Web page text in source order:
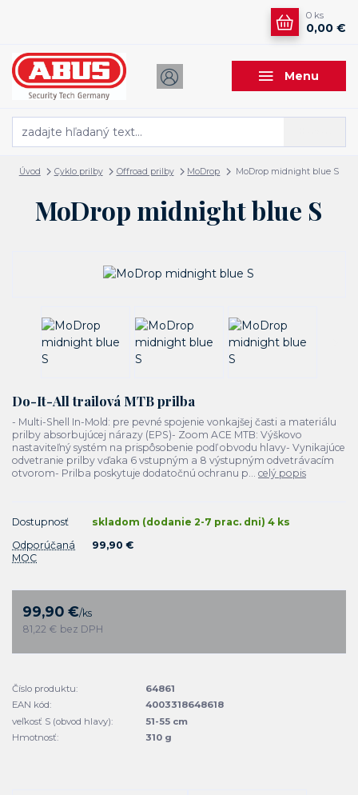
Menu
0 ks
0,00 €
Úvod Cyklo prilby Offroad prilby MoDrop MoDrop midnight blue S
MoDrop midnight blue S
Do-It-All trailová MTB prilba
- Multi-Shell In-Mold: pre pevné spojenie vonkajšej časti a materiálu
prilby absorbujúcej nárazy (EPS)- Zoom ACE MTB: Výškovo
nastaviteľný systém na prispôsobenie podľ obvodu hlavy- Vynikajúce
odvetranie prilby vďaka 6 vstupným a 8 výstupným odvetrávacím
otvorom- Prilba poskytuje dodatočnú ochranu p... celý popis
Dostupnosť
skladom (dodanie 2-7 prac. dni) 4 ks
Odporúčaná
MOC
99,90 €
99,90 €/ks
81,22 € bez DPH
Číslo produktu:
64861
EAN kód:
4003318648618
veľkosť S (obvod hlavy):
51-55 cm
Hmotnosť:
310 g